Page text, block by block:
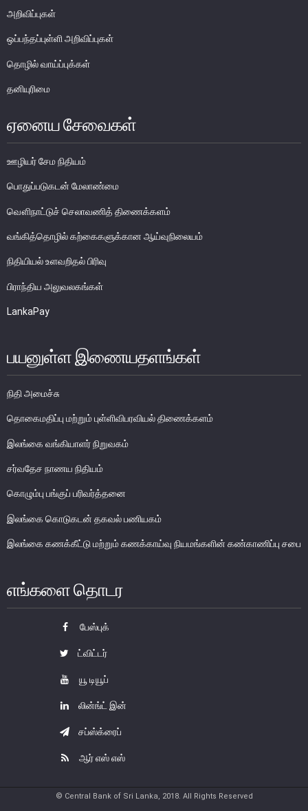
பணத்தாள்கள்
நாணயத்தாள்களும் குத்திகளும்
சுற்றோட்டத்திலுள்ள நாணயத் தாள்கள்
சுற்றோட்டத்திலுள்ள நாணயக்குத்திகள்
ஞாபகார்த்த நாணத் தாள்களும் குத்திகளும்
நாணய முகாமைத்துவம்
இலங்கை நாணயத்தின் வரலாறு
பொதுமக்கள் நாணயமாற்றுக் கருமபீடம்
நாணய அருங்காட்சியகம்
போலி நாயணத் தாள்கள்
நாணயத்தாள்கள்
வங்கி நாணயத்தாள் உருவத்தினை பயன்படுத்தல்
அறிவிப்புகள்
ஒப்பந்தப்புள்ளி அறிவிப்புகள்
தொழில் வாய்ப்புக்கள்
தனியுரிமை
ஏனைய சேவைகள்
ஊழியர் சேம நிதியம்
பொதுப்படுகடன் மேலாண்மை
வௌிநாட்டுச் செலாவணித் திணைக்களம்
வங்கித்தொழில் கற்கைகளுக்கான ஆய்வுநிலையம்
நிதியியல் உளவறிதல் பிரிவு
பிராந்திய அலுவலகங்கள்
LankaPay
பயனுள்ள இணையதளங்கள்
நிதி அமைச்சு
தொகைமதிப்பு மற்றும் புள்ளிவிபரவியல் திணைக்களம்
இலங்கை வங்கியாளர் நிறுவகம்
சர்வதேச நாணய நிதியம்
கொழும்பு பங்குப் பரிவர்த்தனை
இலங்கை கொடுகடன் தகவல் பணியகம்
இலங்கை கணக்கீட்டு மற்றும் கணக்காய்வு நியமங்களின் கண்காணிப்பு சபை
எங்களை தொடர
பேஸ்புக்
ட்விட்டர்
யூ டியூப்
லின்ங்ட் இன்
சப்ஸ்க்ரைப்
ஆர் எஸ் எஸ்
© Central Bank of Sri Lanka, 2018. All Rights Reserved